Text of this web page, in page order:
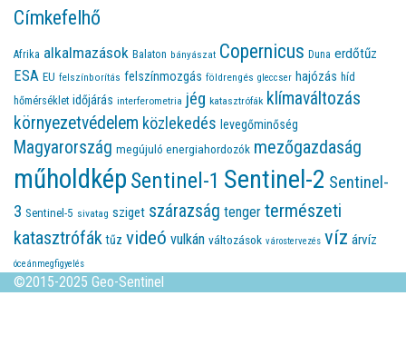
Címkefelhő
Afrika alkalmazások Balaton bányászat Copernicus Duna erdőtűz
ESA EU felszínborítás felszínmozgás földrengés gleccser hajózás híd
hőmérséklet időjárás interferometria jég katasztrófák klímaváltozás
környezetvédelem közlekedés levegőminőség
Magyarország megújuló energiahordozók mezőgazdaság
műholdkép Sentinel-1 Sentinel-2 Sentinel-
3 Sentinel-5 sivatag sziget szárazság tenger természeti
katasztrófák tűz videó vulkán változások várostervezés víz árvíz
óceánmegfigyelés
©2015-2025 Geo-Sentinel